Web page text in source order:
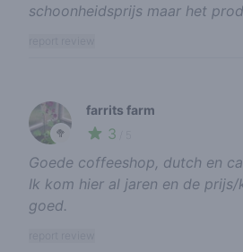
schoonheidsprijs maar het
🥦
farrits farm
3
Goede coffeeshop, dutch en
Ik kom hier al jaren en de
goed.